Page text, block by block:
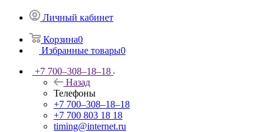
Личный кабинет
Корзина0
Избранные товары0
+7 700‒308‒18‒18
Назад
Телефоны
+7 700‒308‒18‒18
+7 700 803 18 18
timing@internet.ru